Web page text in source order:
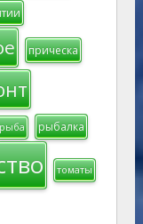
прическа
рыбалка
томаты